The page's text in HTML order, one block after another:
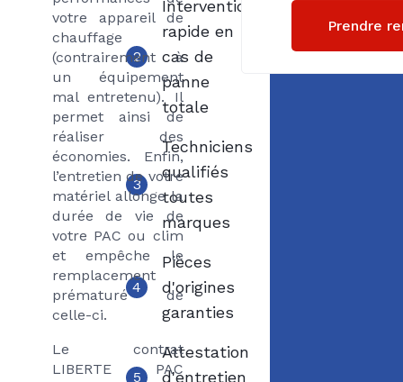
votre appareil de
chauffage
(contrairement à
un équipement
mal entretenu). Il
permet ainsi de
réaliser des
économies. Enfin,
l’entretien de votre
matériel allonge la
durée de vie de
votre PAC ou clim
et empêche le
remplacement
prématuré de
celle-ci.
Le contrat
LIBERTE PAC
Prendre
2
Intervention
rapide en
cas de
panne
totale
3
Techniciens
qualifiés
toutes
marques
4
Pièces
d'origines
garanties
5
Attestation
d'entretien